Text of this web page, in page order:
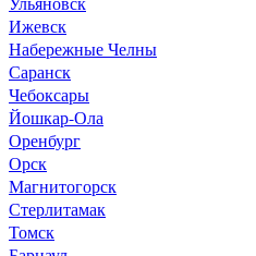
Ижевск
Набережные Челны
Саранск
Чебоксары
Йошкар-Ола
Оренбург
Орск
Магнитогорск
Стерлитамак
Томск